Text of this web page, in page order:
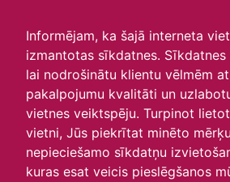
Informējam, ka šajā interneta
izmantotas sīkdatnes.
lai nodrošinātu klientu vēlmēm
pakalpojumu kvalitāti un
vietnes veiktspēju. Turpinot
vietni, Jūs piekrītat minēto
nepieciešamo sīkdatņu
kuras esat veicis pieslēgšanos
Skats :
Aktuālie
Šodien Šonedēļ
Arhīvs